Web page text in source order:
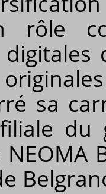
rôle
sa
du